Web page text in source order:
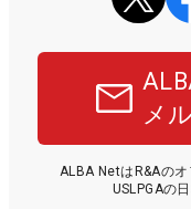
メ
ALBA NetはR&Aの
USLPGAの